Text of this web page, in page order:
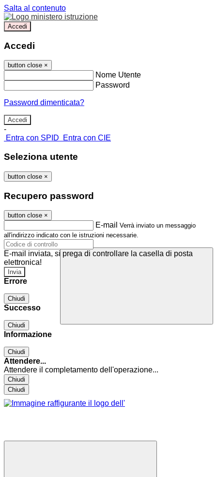
Salta al contenuto
Accedi
Accedi
button close ×
Nome Utente
Password
Password dimenticata?
-
Entra con SPID
Entra con CIE
Seleziona utente
button close ×
Recupero password
button close ×
E-mail Verrà inviato un messaggio
all'indirizzo indicato con le istruzioni necessarie.
E-mail inviata, si prega di controllare la casella di posta
elettronica!
Errore
Chiudi
Successo
Chiudi
Informazione
Chiudi
Attendere...
Attendere il completamento dell'operazione...
Chiudi
Chiudi